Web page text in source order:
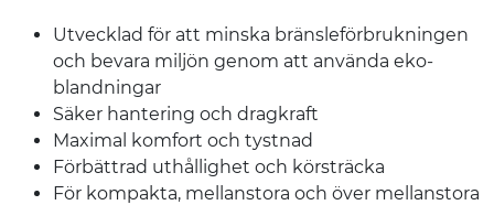
Utvecklad för att minska bränsleförbrukningen
och bevara miljön genom att använda eko-
blandningar
Säker hantering och dragkraft
Maximal komfort och tystnad
Förbättrad uthållighet och körsträcka
För kompakta, mellanstora och över mellanstora